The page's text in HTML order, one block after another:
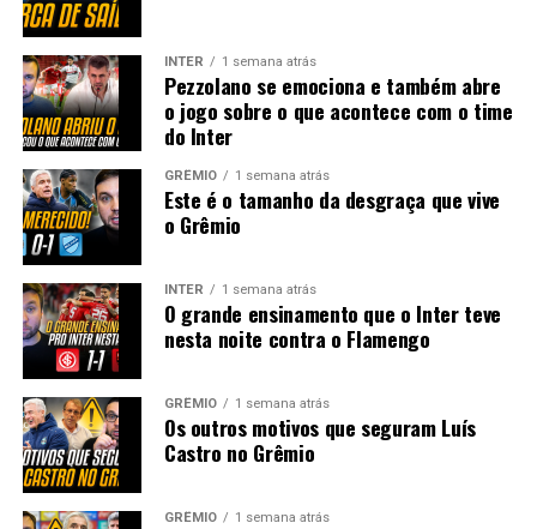
INTER 1 semana atrás
Pezzolano se emociona e também abre
o jogo sobre o que acontece com o time
do Inter
GRÊMIO 1 semana atrás
Este é o tamanho da desgraça que vive
o Grêmio
INTER 1 semana atrás
O grande ensinamento que o Inter teve
nesta noite contra o Flamengo
GRÊMIO 1 semana atrás
Os outros motivos que seguram Luís
Castro no Grêmio
GRÊMIO 1 semana atrás